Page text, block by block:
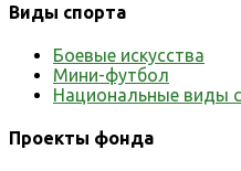
Виды спорта
Боевые искусства
Мини-футбол
Национальные виды
Проекты фонда